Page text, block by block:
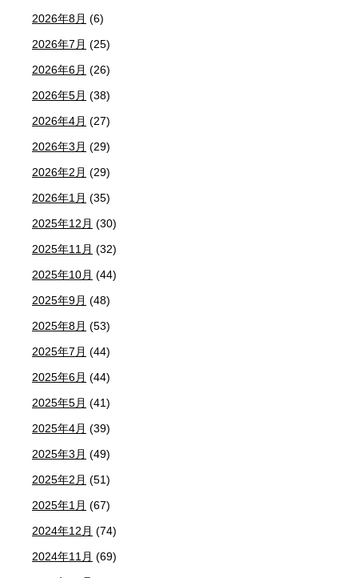
2026年8月 (6)
2026年7月 (25)
2026年6月 (26)
2026年5月 (38)
2026年4月 (27)
2026年3月 (29)
2026年2月 (29)
2026年1月 (35)
2025年12月 (30)
2025年11月 (32)
2025年10月 (44)
2025年9月 (48)
2025年8月 (53)
2025年7月 (44)
2025年6月 (44)
2025年5月 (41)
2025年4月 (39)
2025年3月 (49)
2025年2月 (51)
2025年1月 (67)
2024年12月 (74)
2024年11月 (69)